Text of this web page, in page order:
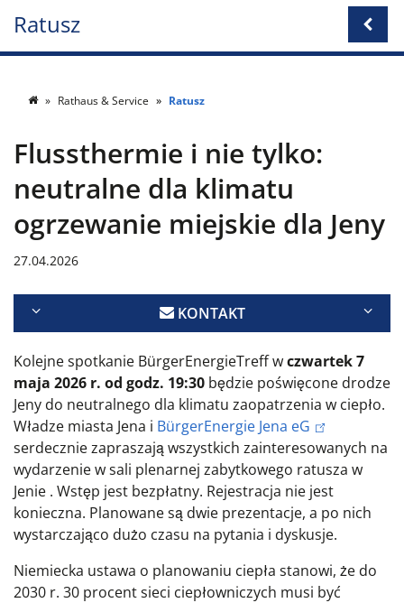
Ratusz
Rathaus & Service Ratusz
Flussthermie i nie tylko:
neutralne dla klimatu
ogrzewanie miejskie dla Jeny
27.04.2026
KONTAKT
Kolejne spotkanie BürgerEnergieTreff wczwartek 7
maja 2026 r. od godz. 19:30 będzie poświęcone drodze
Jeny do neutralnego dla klimatu zaopatrzenia w ciepło.
Władze miasta Jena i BürgerEnergie Jena eG
serdecznie zapraszają wszystkich zainteresowanych na
wydarzenie w sali plenarnej zabytkowego ratusza w
Jenie . Wstęp jest bezpłatny. Rejestracja nie jest
konieczna. Planowane są dwie prezentacje, a po nich
wystarczająco dużo czasu na pytania i dyskusje.
Niemiecka ustawa o planowaniu ciepła stanowi, że do
2030 r. 30 procent sieci ciepłowniczych musi być